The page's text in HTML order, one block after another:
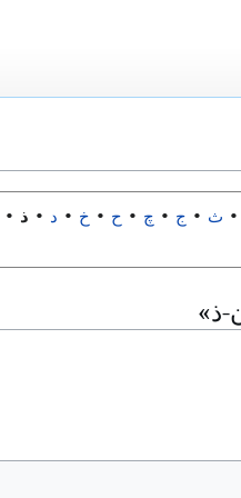
• ث • ج • چ • ح • خ • د • ذ •